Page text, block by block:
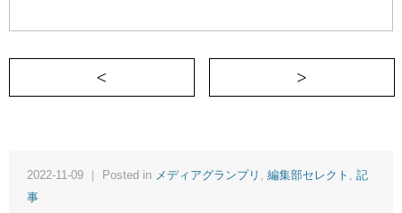
＜ 引き寄せの法則はありがたいが、あま
2022-11-09 ｜ Posted in メディアグランプリ 編集部セレクト
記
事